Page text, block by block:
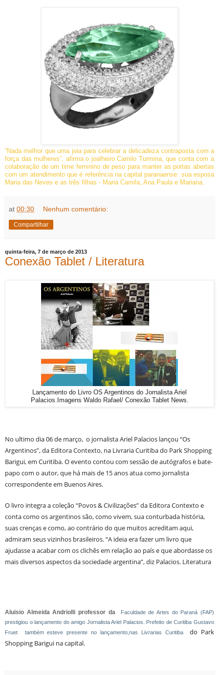
“Nada melhor que uma joia para celebrar a delicadeza contraposta com a
força das mulheres”, afirma o joalheiro Camilo Turmina, que conta com a
colaboração de um time feminino de peso para manter as portas abertas
com um atendimento que é referência na capital paranaense: sua esposa
Maria das Neves e as três filhas - Maria Camila, Ana Paula e Mariana.
at 00:30 Nenhum comentário:
Compartilhar
quinta-feira, 7 de março de 2013
Conexão Tablet / Literatura
Lançamento do Livro OS Argentinos do Jornalista Ariel
Palacios.Imagens Waldo Rafael/ Conexão Tablet News.
No ultimo dia 06 de março, o jornalista Ariel Palacios lançou “Os
Argentinos”, da Editora Contexto, na Livraria Curitiba do Park Shopping
Barigui, em Curitiba. O evento contou com sessão de autógrafos e bate-
papo com o autor, que há mais de 15 anos atua como jornalista
correspondente em Buenos Aires.
O livro integra a coleção “Povos & Civilizações” da Editora Contexto e
conta como os argentinos são, como vivem, sua conturbada história,
suas crenças e como, ao contrário do que muitos acreditam aqui,
admiram seus vizinhos brasileiros. “A ideia era fazer um livro que
ajudasse a acabar com os clichês em relação ao país e que abordasse os
mais diversos aspectos da sociedade argentina”, diz Palacios. Literatura
Aluisio Almeida Andriolli professor da
Faculdade de Artes do Paraná (FAP)
prestigiou o lançamento do amigo Jornalista Ariel Palacios. Prefeito de Curitiba Gustavo
Fruet
também esteve presente no lançamento,nas Livrarias Curitiba
do Park
Shopping Barigui na capital.